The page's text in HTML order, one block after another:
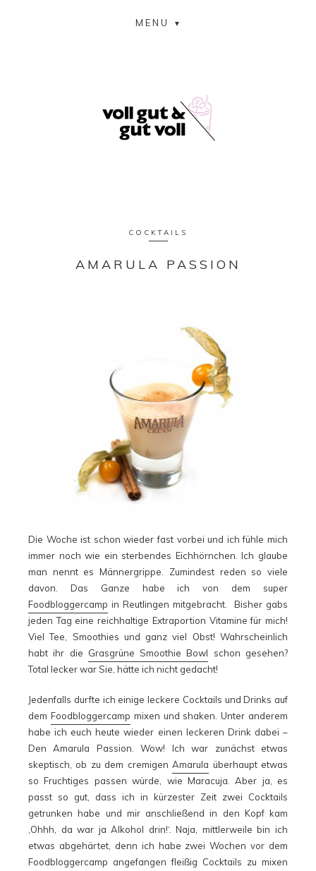
MENU
COCKTAILS
AMARULA PASSION
Die Woche ist schon wieder fast vorbei und ich fühle mich
immer noch wie ein sterbendes Eichhörnchen. Ich glaube
man nennt es Männergrippe. Zumindest reden so viele
davon. Das Ganze habe ich von dem super
Foodbloggercamp in Reutlingen mitgebracht. Bisher gabs
jeden Tag eine reichhaltige Extraportion Vitamine für mich!
Viel Tee, Smoothies und ganz viel Obst! Wahrscheinlich
habt ihr die Grasgrüne Smoothie Bowl schon gesehen?
Total lecker war Sie, hätte ich nicht gedacht!
Jedenfalls durfte ich einige leckere Cocktails und Drinks auf
dem Foodbloggercamp mixen und shaken. Unter anderem
habe ich euch heute wieder einen leckeren Drink dabei –
Den Amarula Passion. Wow! Ich war zunächst etwas
skeptisch, ob zu dem cremigenAmarula überhaupt etwas
so Fruchtiges passen würde, wie Maracuja. Aber ja, es
passt so gut, dass ich in kürzester Zeit zwei Cocktails
getrunken habe und mir anschließend in den Kopf kam
‚Ohhh, da war ja Alkohol drin!‘. Naja, mittlerweile bin ich
etwas abgehärtet, denn ich habe zwei Wochen vor dem
Foodbloggercamp angefangen fleißig Cocktails zu mixen